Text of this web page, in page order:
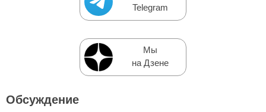
Telegram
Мы
на Дзене
Обсуждение